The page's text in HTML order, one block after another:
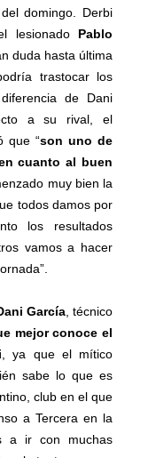
domingo. Derbi
lesionado Pablo
duda hasta última
trastocar los
de Dani
a su rival, el
que “son uno de
cuanto al buen
muy bien la
todos damos por
los resultados
vamos a hacer
García , técnico
mejor conoce el
, ya que el mítico
sabe lo que es
club en el que
a Tercera en la
a ir con muchas